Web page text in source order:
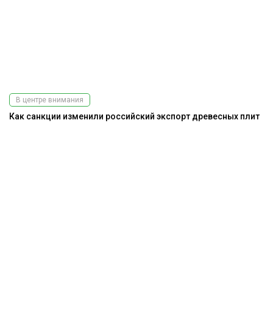
В центре внимания
Как санкции изменили российский экспорт древесных плит